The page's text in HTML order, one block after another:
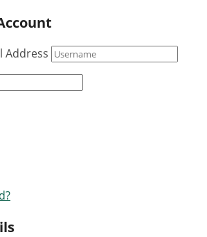
Address